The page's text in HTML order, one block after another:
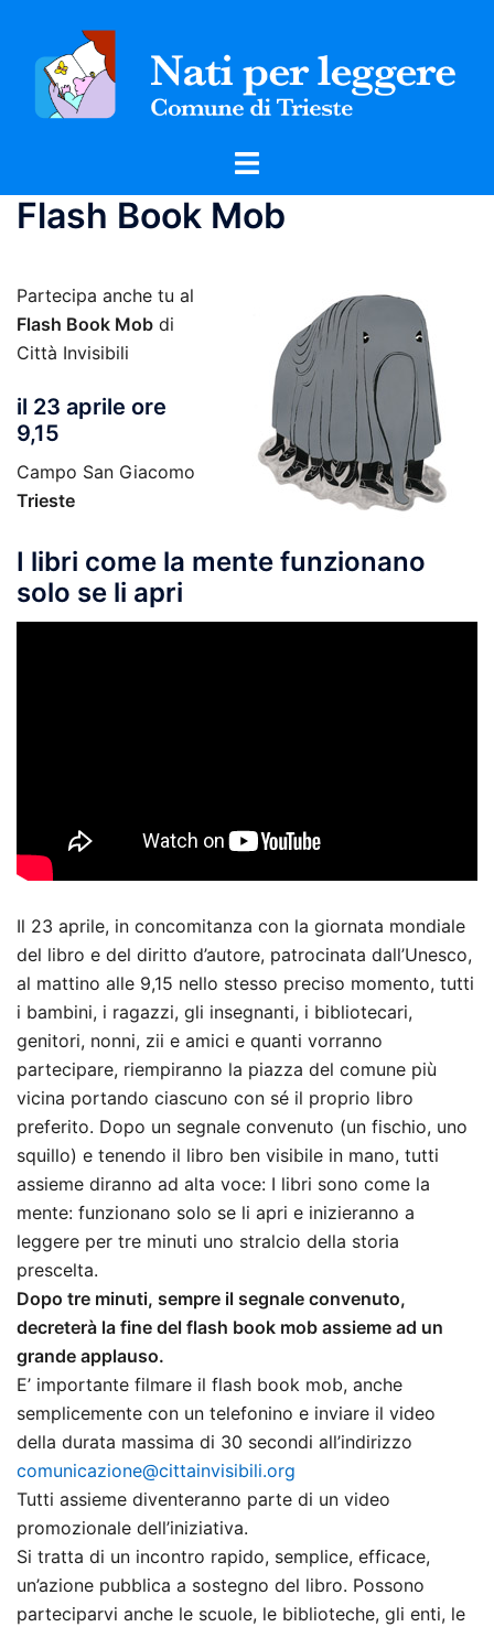
contenuto
Mostra/Nascondi
Flash Book Mob
Partecipa anche tu al
Flash Book Mob di
Città Invisibili
il 23 aprile ore
9,15
Campo San Giacomo
Trieste
I libri come la mente funzionano
solo se li apri
Il 23 aprile, in concomitanza con la giornata mondiale
del libro e del diritto d’autore, patrocinata dall’Unesco,
al mattino alle 9,15 nello stesso preciso momento, tutti
i bambini, i ragazzi, gli insegnanti, i bibliotecari,
genitori, nonni, zii e amici e quanti vorranno
partecipare, riempiranno la piazza del comune più
vicina portando ciascuno con sé il proprio libro
preferito. Dopo un segnale convenuto (un fischio, uno
squillo) e tenendo il libro ben visibile in mano, tutti
assieme diranno ad alta voce: I libri sono come la
mente: funzionano solo se li apri e inizieranno a
leggere per tre minuti uno stralcio della storia
prescelta.
Dopo tre minuti, sempre il segnale convenuto,
decreterà la fine del flash book mob assieme ad un
grande applauso.
E’ importante filmare il flash book mob, anche
semplicemente con un telefonino e inviare il video
della durata massima di 30 secondi all’indirizzo
comunicazione@cittainvisibili.org
Tutti assieme diventeranno parte di un video
promozionale dell’iniziativa.
Si tratta di un incontro rapido, semplice, efficace,
un’azione pubblica a sostegno del libro. Possono
parteciparvi anche le scuole, le biblioteche, gli enti, le